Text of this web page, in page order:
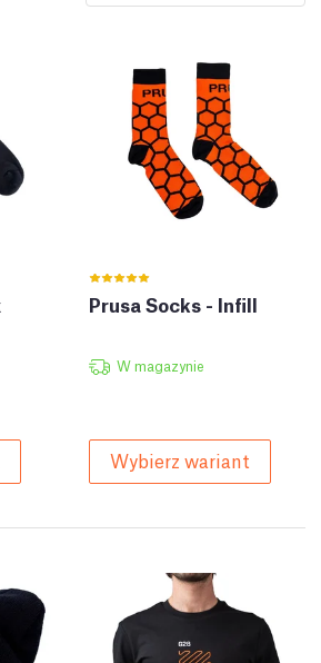
Prusa Socks - Infill
W magazynie
Wybierz wariant